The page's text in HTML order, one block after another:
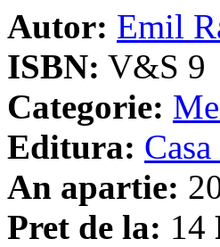
Autor: Emil
ISBN: V&S 9
Categorie:
Editura:
An apartie:
Pret de la: 14